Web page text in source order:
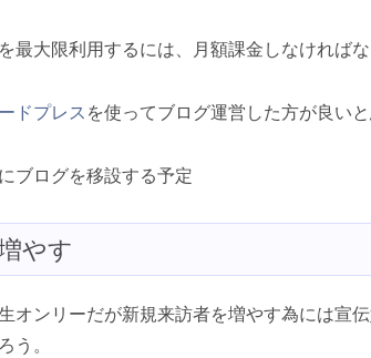
最大限利用するには、月額課金しなければ
ドプレスを使ってブログ運営した方が良い
にブログを移設する予定
やす
オンリーだが新規来訪者を増やす為には宣
う。